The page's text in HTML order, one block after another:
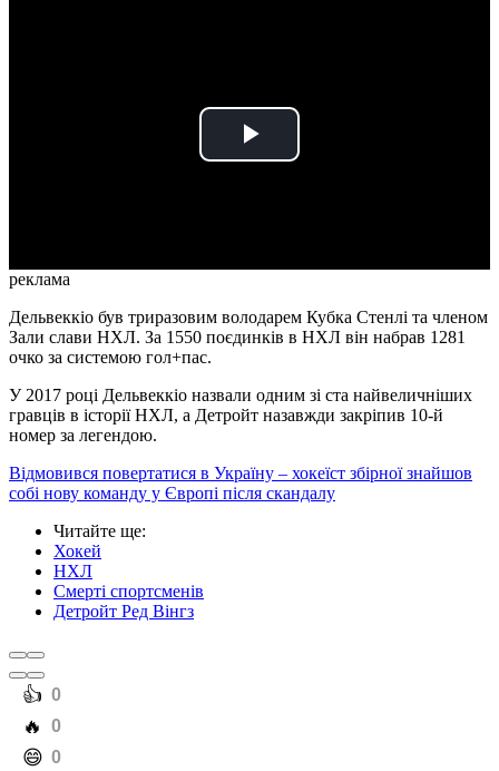
Play
реклама
Дельвеккіо був триразовим володарем Кубка Стенлі та членом
Зали слави НХЛ. За 1550 поєдинків в НХЛ він набрав 1281
очко за системою гол+пас.
У 2017 році Дельвеккіо назвали одним зі ста найвеличніших
гравців в історії НХЛ, а Детройт назавжди закріпив 10-й
номер за легендою.
Відмовився повертатися в Україну – хокеїст збірної знайшов
собі нову команду у Європі після скандалу
Читайте ще:
Хокей
НХЛ
Смерті спортсменів
Детройт Ред Вінгз
️👍 0
️🔥 0
️😄 0